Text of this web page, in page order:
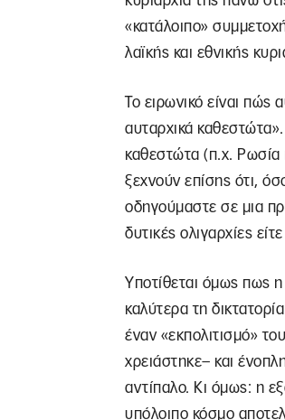
«κατάλοιπο»
λαϊκής και εθνικής
Το ειρωνικό είναι πώς
αυταρχικά
καθεστώτα (π.χ. Ρωσία
ξεχνούν επίσης ότι,
οδηγούμαστε σε μια
δυτικές ολιγαρχίες
Υποτίθεται όμως πως
καλύτερα τη
έναν «εκπολιτισμό»
χρειάστηκε– και
αντίπαλο. Κι όμως: η
υπόλοιπο κόσμο